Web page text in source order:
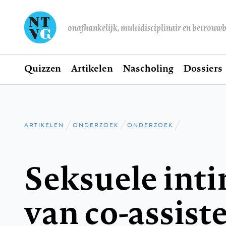
onafhankelijk, multidisciplinair en
Hoofdnavigatie
Home
Quizzen Artikelen Nascholing Dossiers
Kruimelpad
ARTIKELEN ONDERZOEK ONDERZOEK
Seksuele
van co-